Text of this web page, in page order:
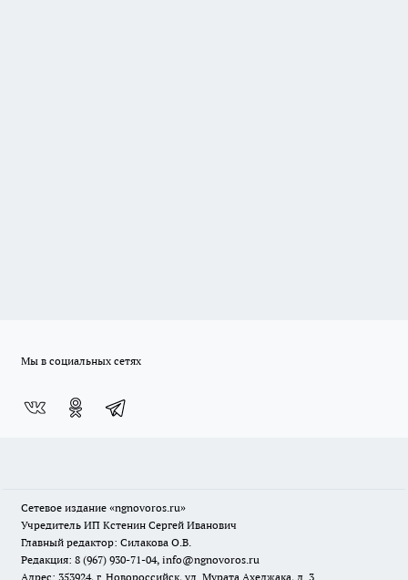
Мы в социальных сетях
Сетевое издание «ngnovoros.ru»
Учредитель ИП Кстенин Сергей Иванович
Главный редактор: Силакова О.В.
Редакция: 8 (967) 930-71-04, info@ngnovoros.ru
Адрес: 353924, г. Новороссийск, ул. Мурата Ахеджака, д. 3